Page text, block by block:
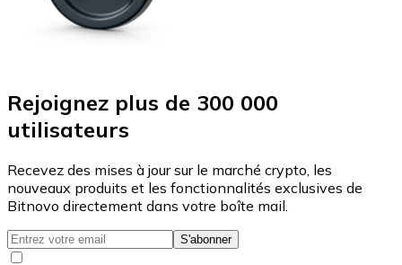
Rejoignez plus de 300 000
utilisateurs
Recevez des mises à jour sur le marché crypto, les
nouveaux produits et les fonctionnalités exclusives de
Bitnovo directement dans votre boîte mail.
S'abonner